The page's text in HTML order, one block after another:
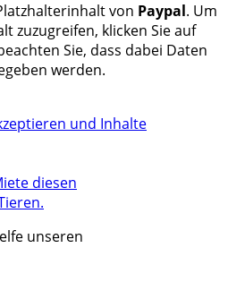
von Paypal. Um
zuzugreifen, klicken Sie auf
Sie, dass dabei Daten
werden.
und Inhalte
unseren